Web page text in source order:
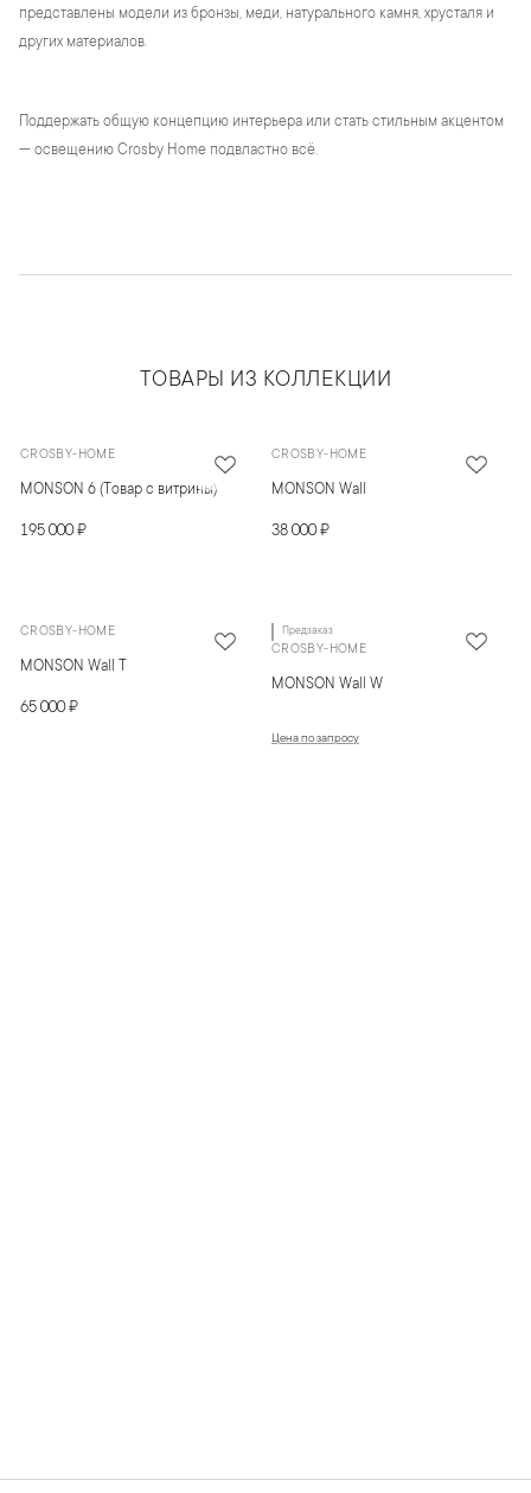
представлены модели из бронзы, меди, натурального камня, хрусталя и
других материалов.
Поддержать общую концепцию интерьера или стать стильным акцентом
— освещению Crosby Home подвластно всё.
ТОВАРЫ ИЗ КОЛЛЕКЦИИ
CROSBY-HOME
MONSON 6 (Товар с витрины)
195 000 ₽
CROSBY-HOME
MONSON Wall
38 000 ₽
CROSBY-HOME
MONSON Wall T
65 000 ₽
Предзаказ
CROSBY-HOME
MONSON Wall W
Цена по запросу